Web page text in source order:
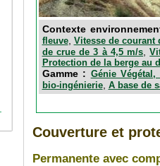
Contexte
fleuve, Vitesse de courant
de crue de 3 à 4,5 m/s ,
Protection de la berge au
Gamme : Génie
bio-ingénierie, A base de
Couverture et
Permanente avec